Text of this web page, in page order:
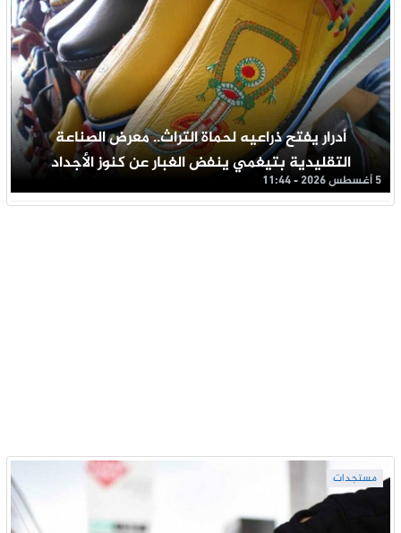
أدرار يفتح ذراعيه لحماة التراث.. معرض الصناعة
التقليدية بتيغمي ينفض الغبار عن كنوز الأجداد
5 أغسطس 2026 - 11:44
مستجدات